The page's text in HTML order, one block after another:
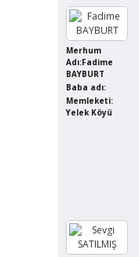
Merhum
Adı:Fadime
BAYBURT
Baba adı:
Memleketi:
Yelek Köyü